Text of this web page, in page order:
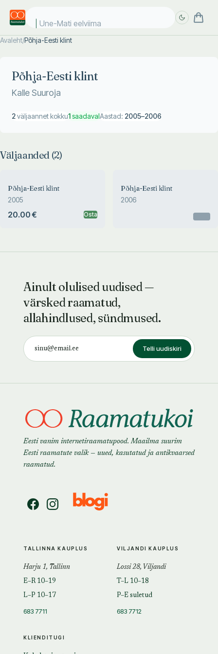
Une-Mati eelviimas
Avaleht/Põhja-Eesti klint
Põhja-Eesti klint
Kalle Suuroja
2väljaannet kokku1saadavalAastad: 2005–2006
Väljaanded (2)
Põhja-Eesti klint
2005
20.00 € Osta
Põhja-Eesti klint
2006
Ainult olulised uudised —
värsked raamatud,
allahindlused, sündmused.
Telli uudiskiri
Eesti vanim internetiraamatupood. Maailma suurim
Eesti raamatute valik — uued, kasutatud ja antikvaarsed
raamatud.
KLIENDITUGI
TALLINNA KAUPLUS
Harju 1, Tallinn
E–R 10–19
L–P 10–17
683 7711
VILJANDI KAUPLUS
Lossi 28, Viljandi
T–L 10–18
P–E suletud
683 7712